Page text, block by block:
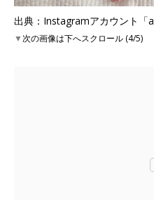
出典：Instagramアカウント「
▼次の画像は下へスクロール (4/5)